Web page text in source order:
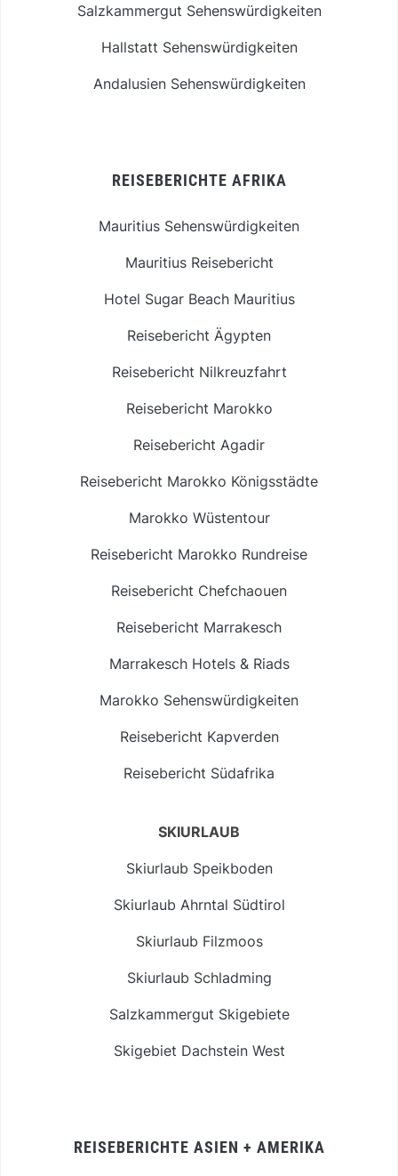
Salzkammergut Sehenswürdigkeiten
Hallstatt Sehenswürdigkeiten
Andalusien Sehenswürdigkeiten
REISEBERICHTE AFRIKA
Mauritius Sehenswürdigkeiten
Mauritius Reisebericht
Hotel Sugar Beach Mauritius
Reisebericht Ägypten
Reisebericht Nilkreuzfahrt
Reisebericht Marokko
Reisebericht Agadir
Reisebericht Marokko Königsstädte
Marokko Wüstentour
Reisebericht Marokko Rundreise
Reisebericht Chefchaouen
Reisebericht Marrakesch
Marrakesch Hotels & Riads
Marokko Sehenswürdigkeiten
Reisebericht Kapverden
Reisebericht Südafrika
SKIURLAUB
Skiurlaub Speikboden
Skiurlaub Ahrntal Südtirol
Skiurlaub Filzmoos
Skiurlaub Schladming
Salzkammergut Skigebiete
Skigebiet Dachstein West
REISEBERICHTE ASIEN + AMERIKA